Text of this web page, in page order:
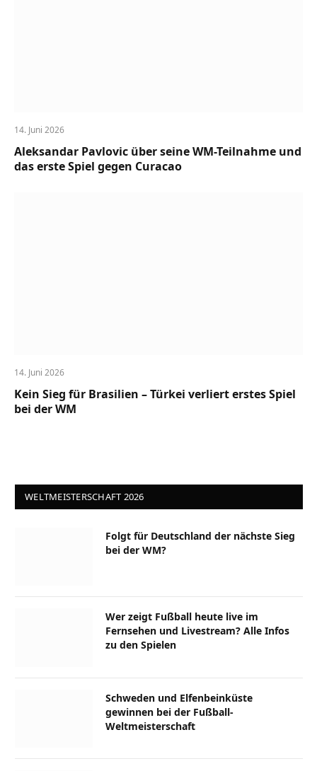
14. Juni 2026
Aleksandar Pavlovic über seine WM-Teilnahme und
das erste Spiel gegen Curacao
14. Juni 2026
Kein Sieg für Brasilien – Türkei verliert erstes Spiel
bei der WM
WELTMEISTERSCHAFT 2026
Folgt für Deutschland der nächste Sieg
bei der WM?
Wer zeigt Fußball heute live im
Fernsehen und Livestream? Alle Infos
zu den Spielen
Schweden und Elfenbeinküste
gewinnen bei der Fußball-
Weltmeisterschaft